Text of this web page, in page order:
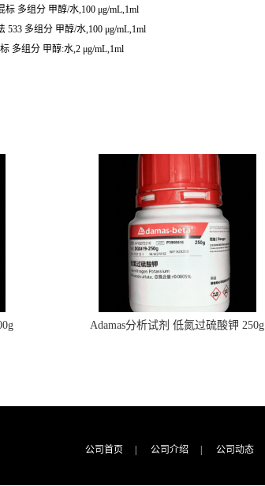
多组分 甲醇/水,100 μg/mL,1ml
533 多组分 甲醇/水,100 μg/mL,1ml
多组分 甲醇:水,2 μg/mL,1ml
Adamas分析试剂 低氮过硫酸钾 250g
公司首页 | 公司介绍 | 公司动态